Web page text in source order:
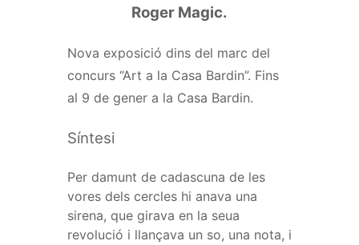
Roger Magic.
Nova exposició dins del marc del
concurs “Art a la Casa Bardin”. Fins
al 9 de gener a la Casa Bardin.
Síntesi
Per damunt de cadascuna de les
vores dels cercles hi anava una
sirena, que girava en la seua
revolució i llançava un so, una nota, i